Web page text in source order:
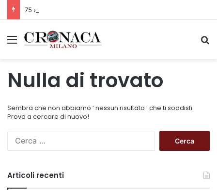
Menu
Nulla di trovato
Sembra che non abbiamo ’ nessun risultato ’ che ti soddisfi.
Prova a cercare di nuovo!
c
Articoli recenti